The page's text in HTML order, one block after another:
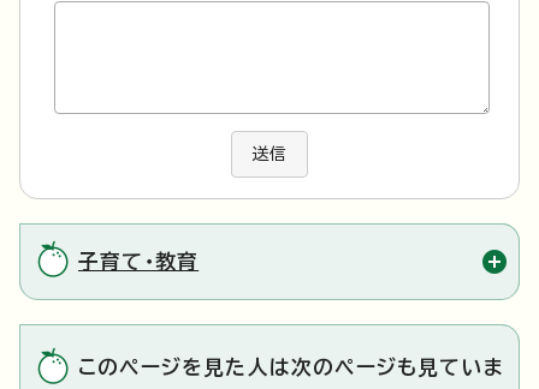
送信
子育て・教育
このページを見た人は次のページも見ていま